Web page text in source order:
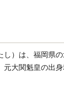
し）は、福岡県
元大関魁皇の出